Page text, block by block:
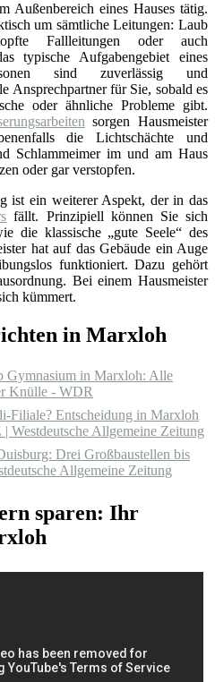
Außenbereich eines Hauses tätig.
um sämtliche Leitungen: Laub
Fallleitungen oder auch
typische Aufgabengebiet eines
sind zuverlässig und
Ansprechpartner für Sie, sobald es
oder ähnliche Probleme gibt.
sorgen Hausmeister
die Lichtschächte und
Schlammeimer im und am Haus
oder gar verstopfen.
ist ein weiterer Aspekt, der in das
fällt. Prinzipiell können Sie sich
die klassische „gute Seele“ des
hat auf das Gebäude ein Auge
funktioniert. Dazu gehört
Bei einem Hausmeister
kümmert.
in Marxloh
Gymnasium in Marxloh: Alle
Knülle - WDR
Filiale? Entscheidung in Marxloh
Westdeutsche Allgemeine Zeitung
Drei Großbaustellen bis
Allgemeine Zeitung
sparen: Ihr